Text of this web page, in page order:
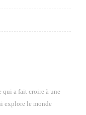
qui a fait croire à une
explore le monde